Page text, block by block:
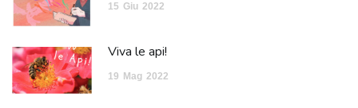
15 Giu 2022
Viva le api!
19 Mag 2022